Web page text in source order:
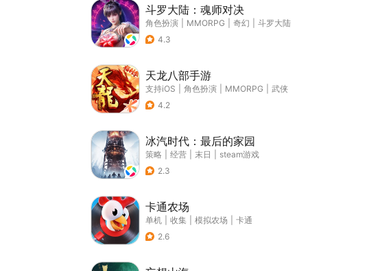
斗罗大陆：魂师对决
角色扮演 MMORPG 奇幻
斗罗大陆
4.3
天龙八部手游
支持iOS 角色扮演 MMORPG
武侠
4.2
冰汽时代：最后的家园
策略 经营 末日
steam游戏
2.3
卡通农场
单机 收集 模拟农场
卡通
2.6